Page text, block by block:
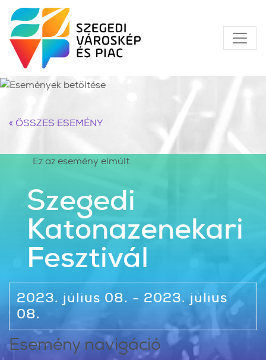
« ÖSSZES ESEMÉNY
Ez az esemény elmúlt.
Szegedi
Katonazenekari
Fesztivál
2023. július 08. - 2023. július
08.
Esemény navigáció